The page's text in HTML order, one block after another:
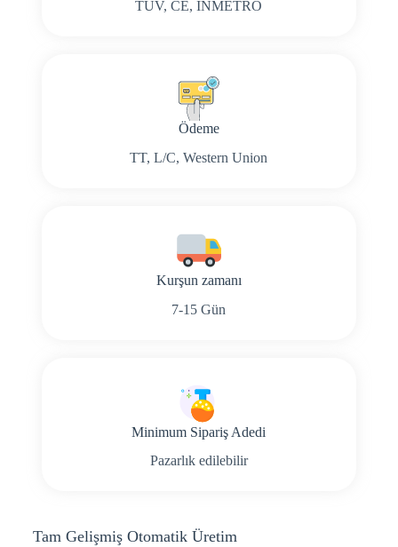
TÜV, CE, İNMETRO
Ödeme
TT, L/C, Western Union
Kurşun zamanı
7-15 Gün
Minimum Sipariş Adedi
Pazarlık edilebilir
Tam Gelişmiş Otomatik Üretim